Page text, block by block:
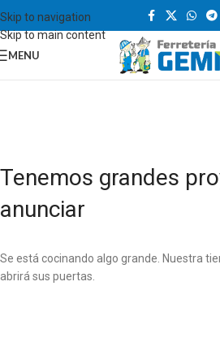
Skip to navigation
Skip to main content
MENU
Tenemos grandes
anunciar
Se está cocinando algo grande. Nuestra
abrirá sus puertas.